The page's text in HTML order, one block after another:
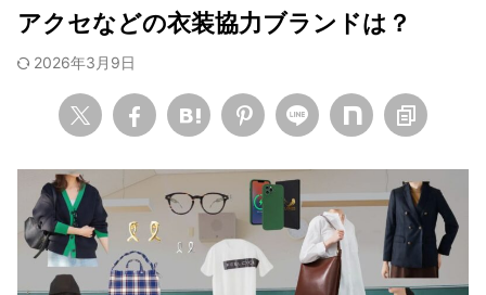
・
水川あさみ
・田中みな実
松岡茉優
福原遥
小芝風花
・木南晴夏
・今田美桜
清原果耶
アクセなどの衣装協力ブランドは？
2026年3月9日